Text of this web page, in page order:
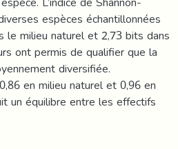
espèces échantillonnées
milieu naturel et 2,73 bits dans
ont permis de qualifier que la
diversifiée.
en milieu naturel et 0,96 en
un équilibre entre les effectifs